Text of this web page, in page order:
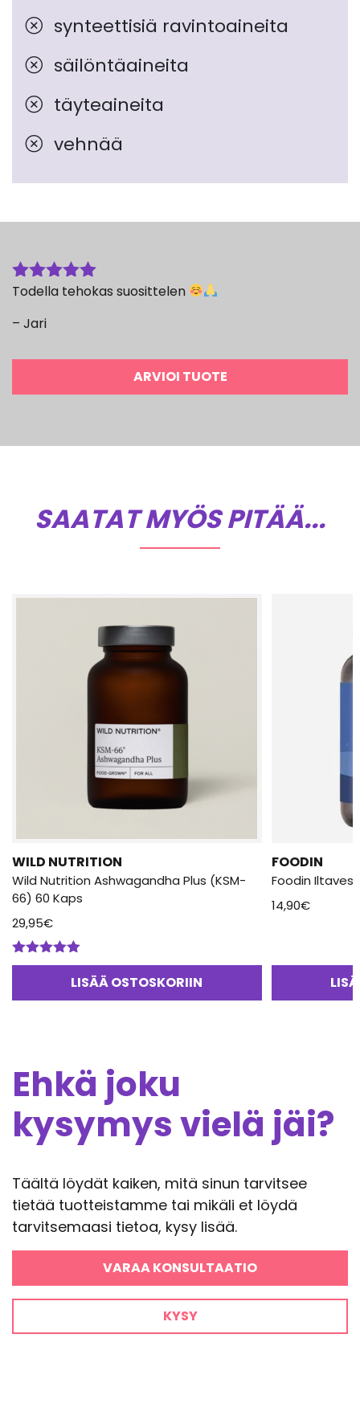
synteettisiä ravintoaineita
säilöntäaineita
täyteaineita
vehnää
Arvostelu
5 / 5
Todella tehokas suosittelen
– Jari
ARVIOI TUOTE
SAATAT MYÖS PITÄÄ...
WILD NUTRITION
Wild Nutrition Ashwagandha Plus (KSM-
66) 60 Kaps
29,95€
Arvostelu
LISÄÄ OSTOSKORIIN
FOODIN
Foodin Iltavesi
14,90€
Ehkä joku
kysymys vielä jäi?
Täältä löydät kaiken, mitä sinun tarvitsee
tietää tuotteistamme tai mikäli et löydä
tarvitsemaasi tietoa, kysy lisää.
VARAA KONSULTAATIO
KYSY